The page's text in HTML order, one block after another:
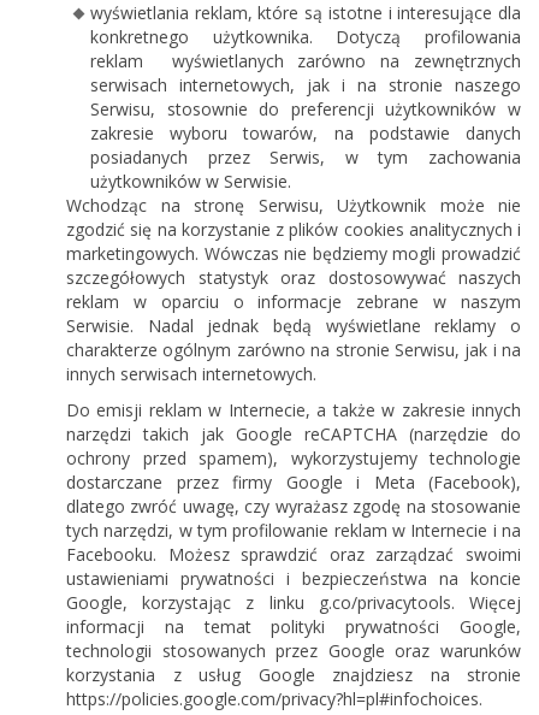
wyświetlania reklam, które są istotne i interesujące dla
konkretnego użytkownika. Dotyczą profilowania
reklam wyświetlanych zarówno na zewnętrznych
serwisach internetowych, jak i na stronie naszego
Serwisu, stosownie do preferencji użytkowników w
zakresie wyboru towarów, na podstawie danych
posiadanych przez Serwis, w tym zachowania
użytkowników w Serwisie.
Wchodząc na stronę Serwisu, Użytkownik może nie
zgodzić się na korzystanie z plików cookies analitycznych i
marketingowych. Wówczas nie będziemy mogli prowadzić
szczegółowych statystyk oraz dostosowywać naszych
reklam w oparciu o informacje zebrane w naszym
Serwisie. Nadal jednak będą wyświetlane reklamy o
charakterze ogólnym zarówno na stronie Serwisu, jak i na
innych serwisach internetowych.
Do emisji reklam w Internecie, a także w zakresie innych
narzędzi takich jak Google reCAPTCHA (narzędzie do
ochrony przed spamem), wykorzystujemy technologie
dostarczane przez firmy Google i Meta (Facebook),
dlatego zwróć uwagę, czy wyrażasz zgodę na stosowanie
tych narzędzi, w tym profilowanie reklam w Internecie i na
Facebooku. Możesz sprawdzić oraz zarządzać swoimi
ustawieniami prywatności i bezpieczeństwa na koncie
Google, korzystając z linku g.co/privacytools. Więcej
informacji na temat polityki prywatności Google,
technologii stosowanych przez Google oraz warunków
korzystania z usług Google znajdziesz na stronie
https://policies.google.com/privacy?hl=pl#infochoices.